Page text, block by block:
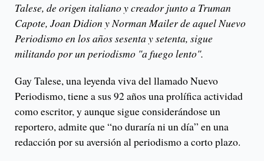
Talese, de origen italiano y creador junto a Truman
Capote, Joan Didion y Norman Mailer de aquel Nuevo
Periodismo en los años sesenta y setenta, sigue
militando por un periodismo "a fuego lento".
Gay Talese, una leyenda viva del llamado Nuevo
Periodismo, tiene a sus 92 años una prolífica actividad
como escritor, y aunque sigue considerándose un
reportero, admite que “no duraría ni un día” en una
redacción por su aversión al periodismo a corto plazo.